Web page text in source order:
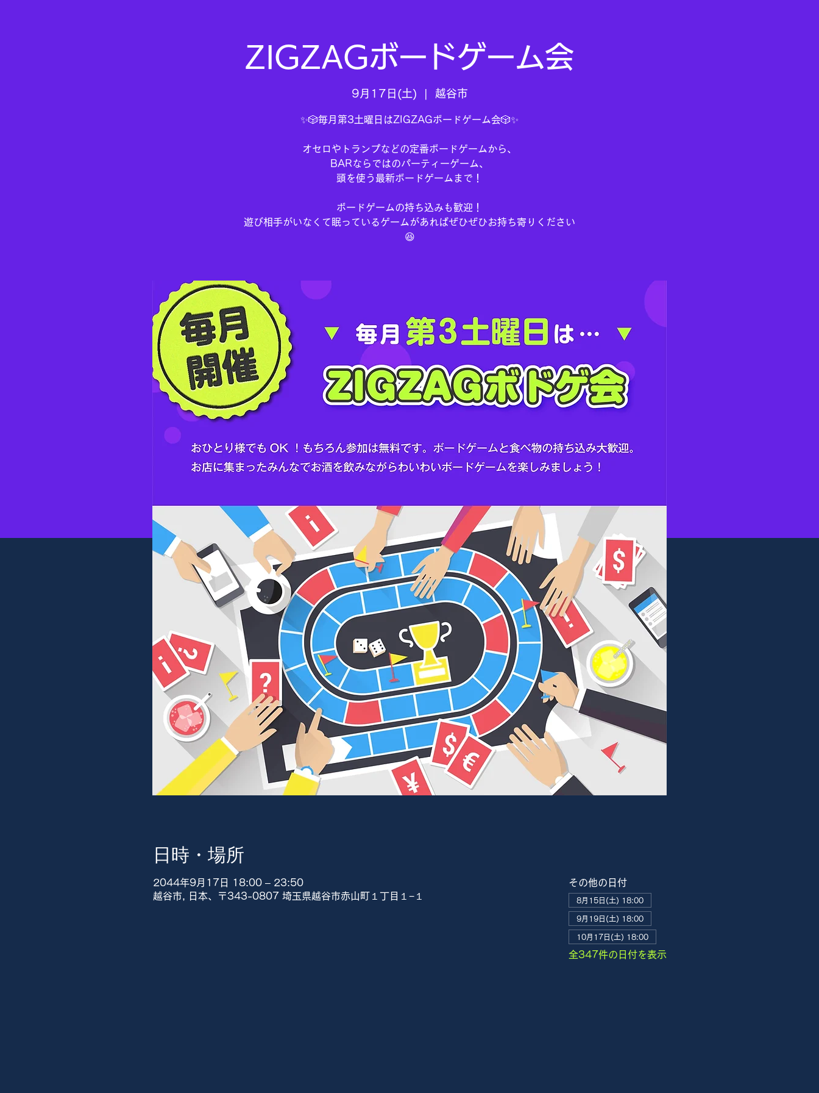
ZIGZAGボードゲーム会
9月17日(土) 越谷市
✨🎲毎月第3土曜日はZIGZAGボードゲーム会🎲✨
オセロやトランプなどの定番ボードゲームから、
BARならではのパーティーゲーム、
頭を使う最新ボードゲームまで！
ボードゲームの持ち込みも歓迎！
遊び相手がいなくて眠っているゲームがあればぜひぜひお持ち寄りください
😆
日時・場所
2044年9月17日 18:00 – 23:50
越谷市, 日本、〒343-0807 埼玉県越谷市赤山町１丁目１−１
その他の日付
8月15日(土) 18:00
9月19日(土) 18:00
10月17日(土) 18:00
全347件の日付を表示